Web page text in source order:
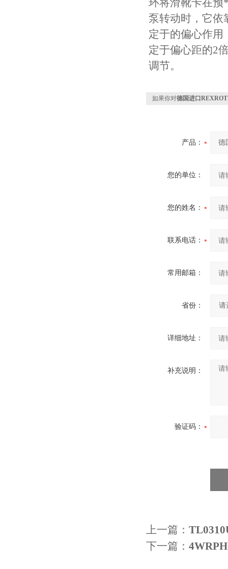
环将滑靴卡在
泵转动时，它依
定于的偏心作
定于偏心距的2
调节。
如果你对德国进口
产品：
您的单位：
您的姓名：
联系电话：
常用邮箱：
省份：
详细地址：
补充说明：
验证码：
上一篇：
下一篇：